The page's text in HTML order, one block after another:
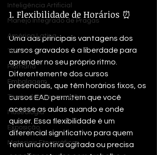
Inteligência Artificial
Manejo Integrado de Pragas
América Latina
Tecido
Plumária
Embalagem
Teoria da Conservação
Museologia
Exposição
Materiais Etnográficos
1. Flexibilidade de Horários ⏰
Uma das principais vantagens dos
cursos gravados é a liberdade para
aprender no seu próprio ritmo.
Diferentemente dos cursos
presenciais, que têm horários fixos, os
cursos EAD permitem que você
acesse as aulas quando e onde
quiser. Essa flexibilidade é um
diferencial significativo para quem
tem uma rotina agitada ou precisa